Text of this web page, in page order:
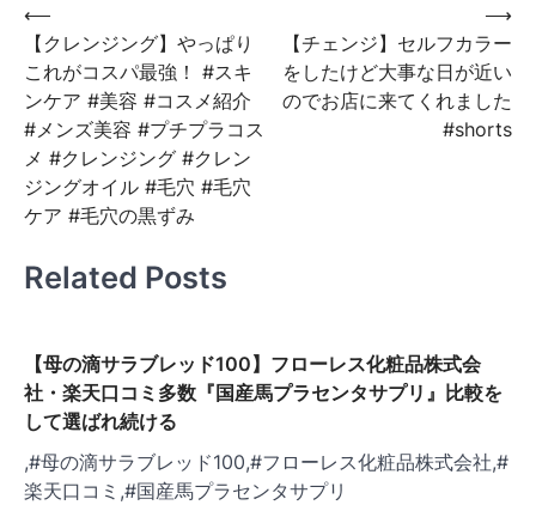
投
稿
ナ
ビ
ゲ
ー
ョ
⟵
【クレンジング】やっぱり
これがコスパ最強！ #スキ
ンケア #美容 #コスメ紹介
#メンズ美容 #プチプラコス
メ #クレンジング #クレン
ジングオイル #毛穴 #毛穴
ケア #毛穴の黒ずみ
【チェンジ】セルフカラー
をしたけど大事な日が近い
のでお店に来てくれました
#shorts
⟶
Related Posts
【母の滴サラブレッド100】フローレス化粧品株式会
社・楽天口コミ多数『国産馬プラセンタサプリ』比較を
して選ばれ続ける
,#母の滴サラブレッド100,#フローレス化粧品株式会社,#
楽天口コミ,#国産馬プラセンタサプリ